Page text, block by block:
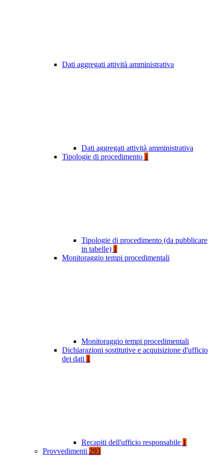
Dati aggregati attività amministrativa
Dati aggregati attività amministrativa
Tipologie di procedimento 1
Tipologie di procedimento (da pubblicare
in tabelle) 1
Monitoraggio tempi procedimentali
Monitoraggio tempi procedimentali
Dichiarazioni sostitutive e acquisizione d'ufficio
dei dati 1
Recapiti dell'ufficio responsabile 1
Provvedimenti 293